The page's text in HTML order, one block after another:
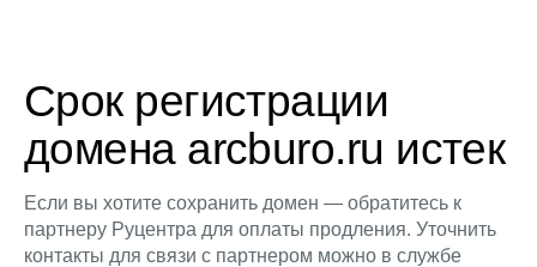
Срок регистрации
домена arcburo.ru истек
Если вы хотите сохранить домен — обратитесь к
партнеру Руцентра для оплаты продления. Уточнить
контакты для связи с партнером можно в службе